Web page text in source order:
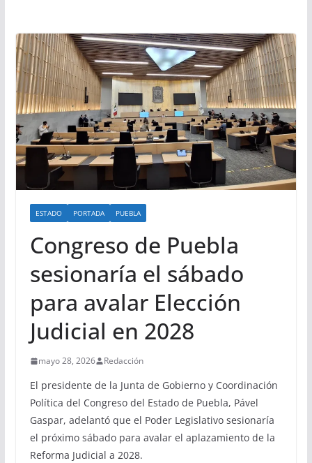
ESTADO PORTADA PUEBLA
Congreso de Puebla
sesionaría el sábado
para avalar Elección
Judicial en 2028
mayo 28, 2026 Redacción
El presidente de la Junta de Gobierno y Coordinación
Política del Congreso del Estado de Puebla, Pável
Gaspar, adelantó que el Poder Legislativo sesionaría
el próximo sábado para avalar el aplazamiento de la
Reforma Judicial a 2028.